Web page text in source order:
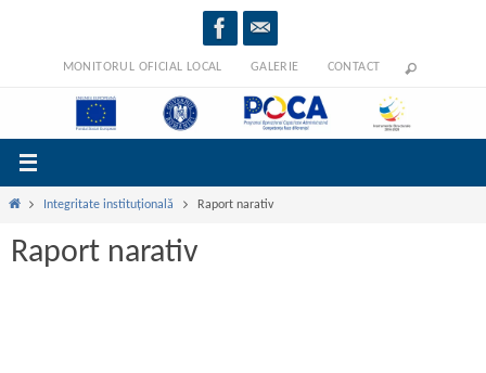
MONITORUL OFICIAL LOCAL GALERIE CONTACT
PrimaIntegritate instituțională Raport narativ
Raport narativ